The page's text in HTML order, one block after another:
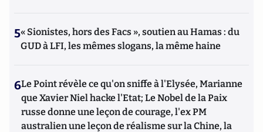
5« Sionistes, hors des Facs », soutien au Hamas : du
GUD à LFI, les mêmes slogans, la même haine
6Le Point révèle ce qu'on sniffe à l'Elysée, Marianne
que Xavier Niel hacke l'Etat; Le Nobel de la Paix
russe donne une leçon de courage, l'ex PM
australien une leçon de réalisme sur la Chine, la